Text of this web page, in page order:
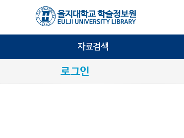
자료검색
로그인